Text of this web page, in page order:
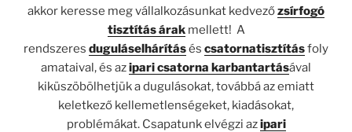
akkor keresse meg vállalkozásunkat kedvezőzsírfogó
tisztítás árakmellett! A
rendszeres duguláselhárításés csatornatisztításfoly
amataival, és azipari csatorna karbantartásával
kiküszöbölhetjük a dugulásokat, továbbá az emiatt
keletkező kellemetlenségeket, kiadásokat,
problémákat. Csapatunk elvégzi azipari